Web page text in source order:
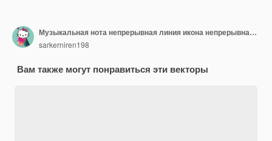
Музыкальная нота непрерывная линия икона непрерывная музыкальная линия художественная нота векторная эскизная иллюстрация
sarkerniren198
Вам также могут понравиться эти векторы